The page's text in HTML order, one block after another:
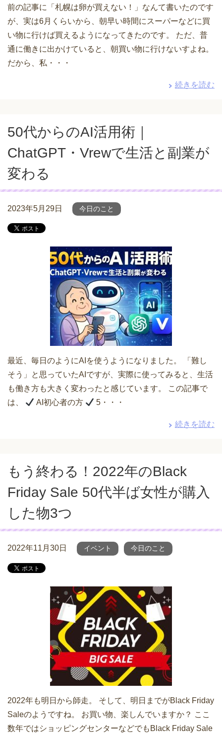
前の記事に「札幌は卵が買えない！」なんて書いたのです
が、実は6月くらいから、朝早い時間にスーパーなどに買
い物に行けば買えるようになってきたのです。 ただ、普
通に働きに出かけていると、朝買い物に行けないすよね。
だから、私・・・
続きを読む
50代からのAI活用術｜
ChatGPT・Vrewで生活と副業が
変わる
2023年5月29日 今日のこと
最近、毎日のようにAIを使うようになりました。 「難し
そう」と思っていたAIですが、実際に使ってみると、生活
も働き方も大きく変わったと感じています。 この記事で
は、
AI初心者の方 5・・・
続きを読む
もう終わる！2022年のBlack
Friday Sale 50代半ば女性が購入
した物3つ
2022年11月30日 イベント 今日のこと
2022年も明日から師走。 そして、明日までがBlack Friday
Saleのようですね。 お買い物、楽しんでいますか？ ここ
数年ではショッピングセンターなどでもBlack Friday Sale